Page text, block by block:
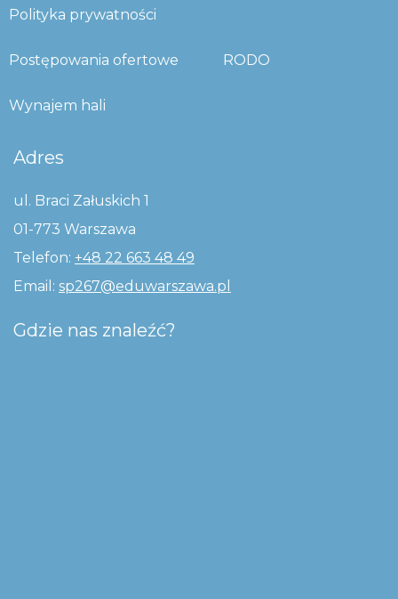
Polityka prywatności
Postępowania ofertowe RODO
Wynajem hali
Adres
ul. Braci Załuskich 1
01-773 Warszawa
Telefon: +48 22 663 48 49
Email: sp267@eduwarszawa.pl
Gdzie nas znaleźć?